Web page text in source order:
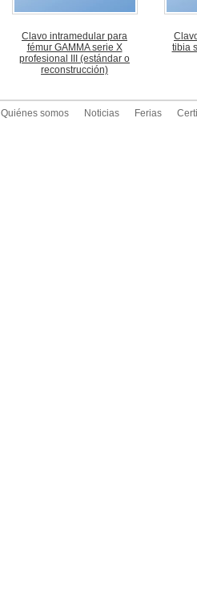
Clavo intramedular para
fémur GAMMA serie X
profesional III (estándar o
reconstrucción)
tibia
Quiénes somos Noticias Ferias